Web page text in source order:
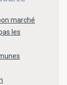
marché
les